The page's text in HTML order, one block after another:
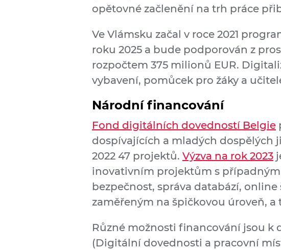
opětovné začlenění na trh práce
Ve Vlámsku začal v roce 2021
roku 2025 a bude podporován z
rozpočtem 375 milionů EUR.
vybavení, pomůcek pro žáky a
Národní financování
Fond digitálních dovedností Belgie
dospívajících a mladých dospělých
2022 47 projektů. Výzva na rok 2023
inovativním projektům s
bezpečnost, správa databází,
zaměřeným na špičkovou úroveň, a
Různé možnosti financování jsou k
(Digitální dovednosti a pracovní